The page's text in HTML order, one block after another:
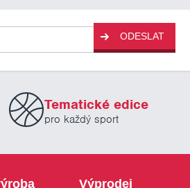
ODESLAT
Tematické edice
pro každý sport
Výprodej